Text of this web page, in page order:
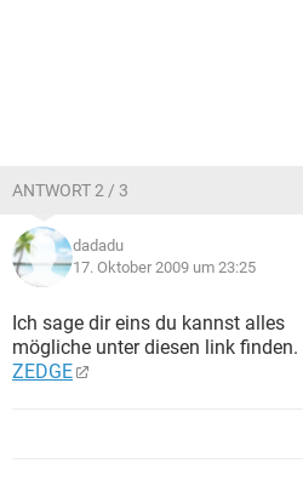
ANTWORT 2 / 3
dadadu
17. Oktober 2009 um 23:25
Ich sage dir eins du kannst alles
mögliche unter diesen link finden.
ZEDGE